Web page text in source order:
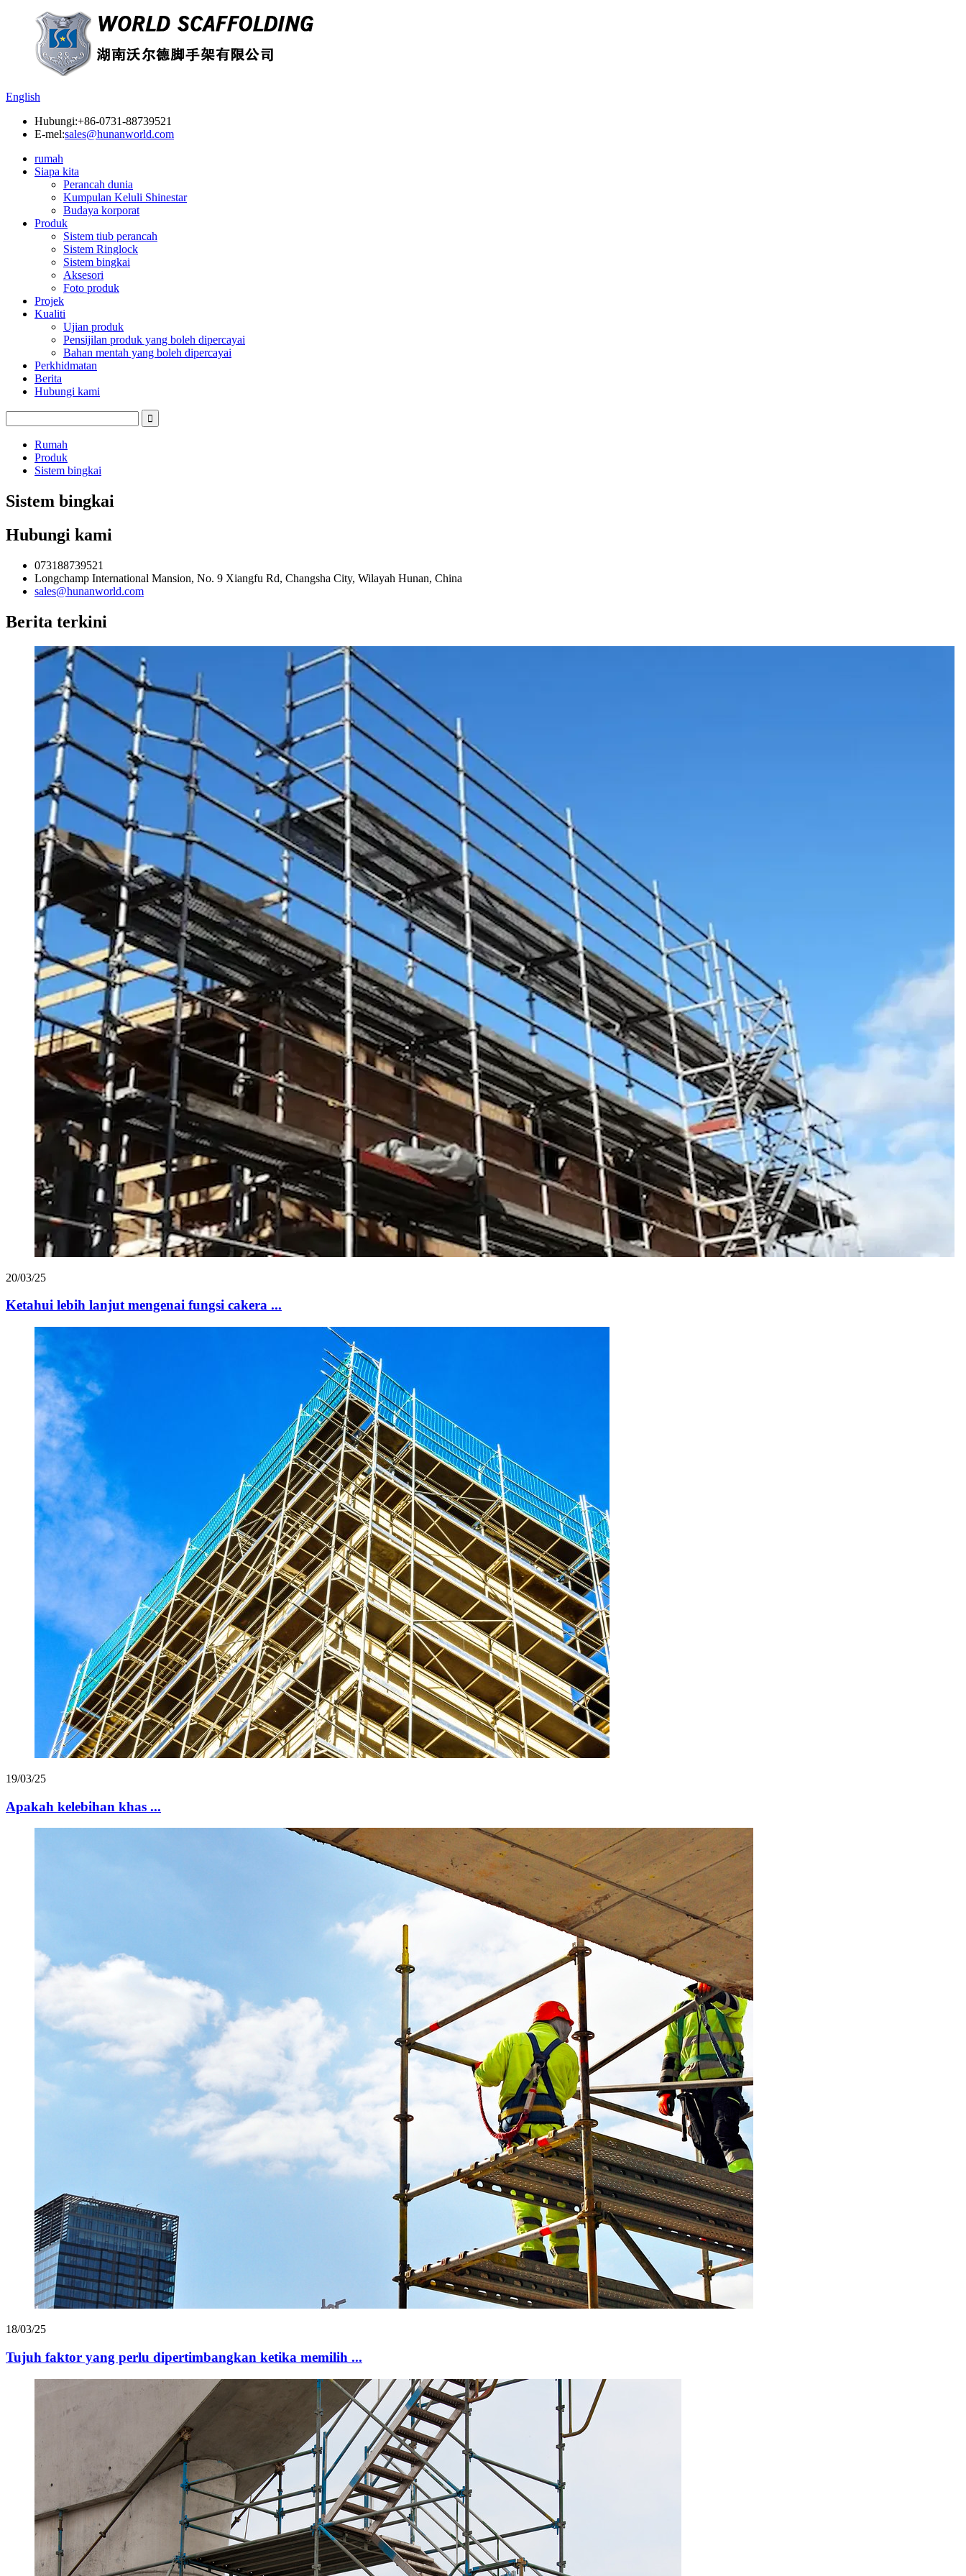
English
Hubungi:+86-0731-88739521
E-mel:sales@hunanworld.com
rumah
Siapa kita
Perancah dunia
Kumpulan Keluli Shinestar
Budaya korporat
Produk
Sistem tiub perancah
Sistem Ringlock
Sistem bingkai
Aksesori
Foto produk
Projek
Kualiti
Ujian produk
Pensijilan produk yang boleh dipercayai
Bahan mentah yang boleh dipercayai
Perkhidmatan
Berita
Hubungi kami
Rumah
Produk
Sistem bingkai
Sistem bingkai
Hubungi kami
073188739521
Longchamp International Mansion, No. 9 Xiangfu Rd, Changsha City, Wilayah Hunan, China
sales@hunanworld.com
Berita terkini
20/03/25
Ketahui lebih lanjut mengenai fungsi cakera ...
19/03/25
Apakah kelebihan khas ...
18/03/25
Tujuh faktor yang perlu dipertimbangkan ketika memilih ...